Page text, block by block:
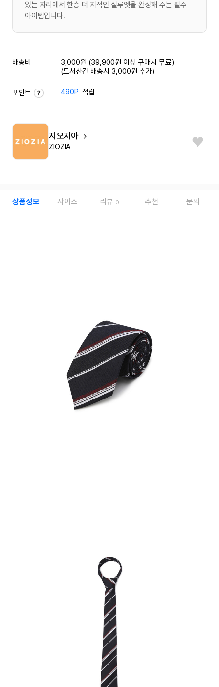
있는 자리에서 한층 더 지적인 실루엣을 완성해 주는 필수
아이템입니다.
배송비
3,000원 (39,900원 이상 구매시 무료)
(도서산간 배송시 3,000원 추가)
포인트 490P 적립
지오지아
ZIOZIA
상품정보 사이즈 리뷰 0 추천 문의